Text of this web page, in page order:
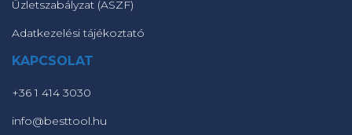
Üzletszabályzat (ASZF)
Adatkezelési tájékoztató
KAPCSOLAT
+36 1 414 3030
info@besttool.hu